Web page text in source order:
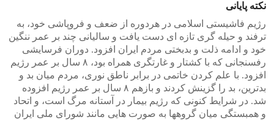
نکته پایانی
رژیم فاشیستی اسلامی در هردوره از ضعف و فروپاشی خود، به
ترفند و حیله گری تازه ای دست یافت و سالیانی چند بر عمر ننگین
خود و ادامه ذلت و بدبختی مردم ایران افزود. دوران فرسایشی
رفسنجانی که با کشتار و غارتگری همراه بود، ۸ سال بر عمر رژیم
افزود. با علم کردن خاتمی در برابر ناطق نوری، مردم میان بد و
بدترین، بد را گزینش کردند و بازهم ۸ سال بر عمر رژیم افزوده
شد. در شرایط کنونی که رژیم بیمار در آستانه مرگ است، و اتحاد
و همبستگی میان گروهها به صورت هایی مانند شورای ملی ایران